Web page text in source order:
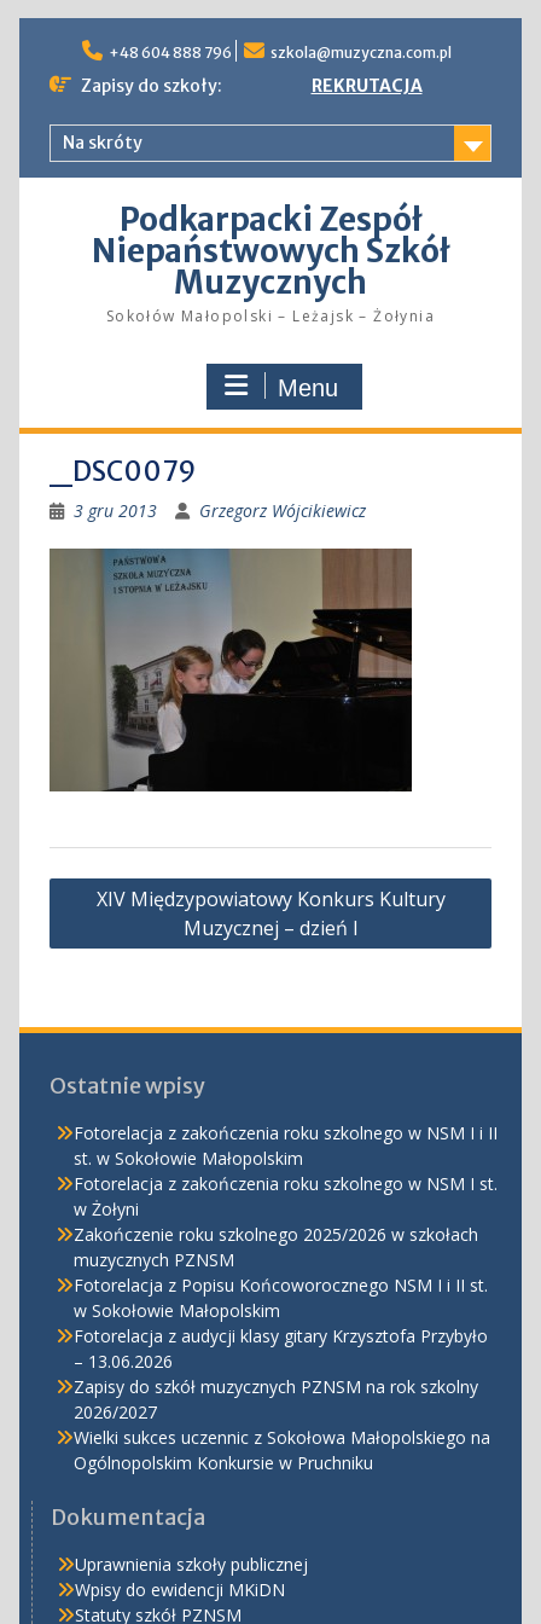
content
+48 604 888 796 szkola@muzyczna.com.pl
Zapisy do szkoły: REKRUTACJA
Na skróty
Podkarpacki Zespół
Niepaństwowych Szkół
Muzycznych
Sokołów Małopolski – Leżajsk – Żołynia
Menu
_DSC0079
3 gru 2013 Grzegorz Wójcikiewicz
Nawigacja
XIV Międzypowiatowy Konkurs Kultury
Muzycznej – dzień I
Ostatnie wpisy
Fotorelacja z zakończenia roku szkolnego w NSM I i II
st. w Sokołowie Małopolskim
Fotorelacja z zakończenia roku szkolnego w NSM I st.
w Żołyni
Zakończenie roku szkolnego 2025/2026 w szkołach
muzycznych PZNSM
Fotorelacja z Popisu Końcoworocznego NSM I i II st.
w Sokołowie Małopolskim
Fotorelacja z audycji klasy gitary Krzysztofa Przybyło
– 13.06.2026
Zapisy do szkół muzycznych PZNSM na rok szkolny
2026/2027
Wielki sukces uczennic z Sokołowa Małopolskiego na
Ogólnopolskim Konkursie w Pruchniku
Dokumentacja
Uprawnienia szkoły publicznej
Wpisy do ewidencji MKiDN
Statuty szkół PZNSM